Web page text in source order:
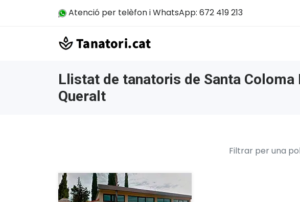
Atenció per telèfon i WhatsApp: 672 419 213
Llistat de tanatoris de Santa Coloma
Queralt
Filtrar per una